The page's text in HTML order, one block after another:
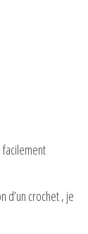
d’un crochet , je